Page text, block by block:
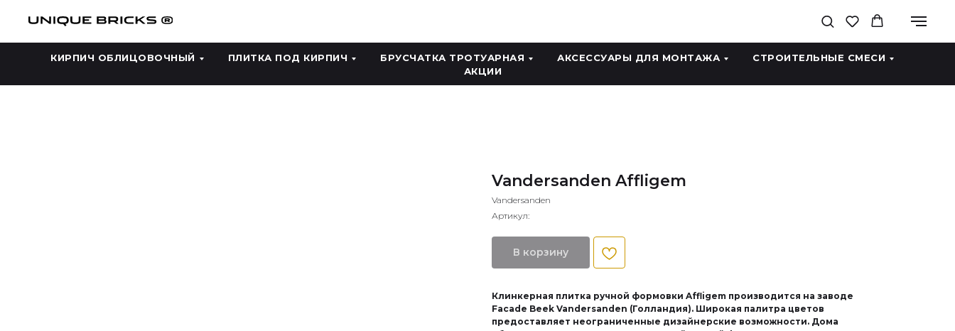
КИРПИЧ ОБЛИЦОВОЧНЫЙ ПЛИТКА ПОД КИРПИЧ БРУСЧАТКА ТРОТУАРНАЯ АКСЕССУАРЫ ДЛЯ МОНТАЖА
СТРОИТЕЛЬНЫЕ СМЕСИ
АКЦИИ
Vandersanden Affligem
Vandersanden
Артикул:
В корзину
Клинкерная плитка ручной формовки Affligem производится на заводе
Facade Beek Vandersanden (Голландия). Широкая палитра цветов
предоставляет неограниченные дизайнерские возможности. Дома